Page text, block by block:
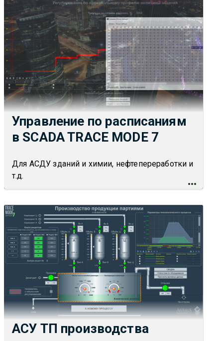
Управление по расписаниям
в SCADA TRACE MODE 7
Для АСДУ зданий и химии, нефтепереработки и
т.д.
АСУ ТП производства